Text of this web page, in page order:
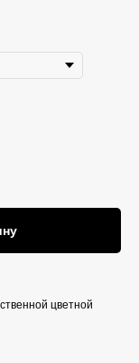
цветной